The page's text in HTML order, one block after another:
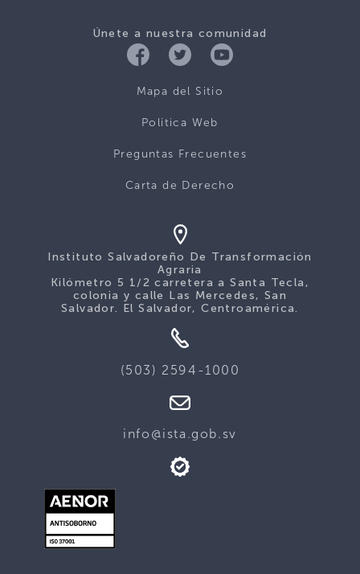
Únete a nuestra comunidad
Mapa del Sitio
Politica Web
Preguntas Frecuentes
Carta de Derecho
Instituto Salvadoreño De Transformación
Agraria
Kilómetro 5 1/2 carretera a Santa Tecla,
colonia y calle Las Mercedes, San
Salvador. El Salvador, Centroamérica.
(503) 2594-1000
info@ista.gob.sv